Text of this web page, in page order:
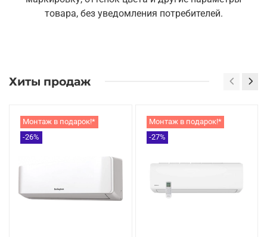
товара, без уведомления потребителей.
Хиты продаж
Монтаж в подарок!*
-26%
Монтаж в подарок!*
-27%